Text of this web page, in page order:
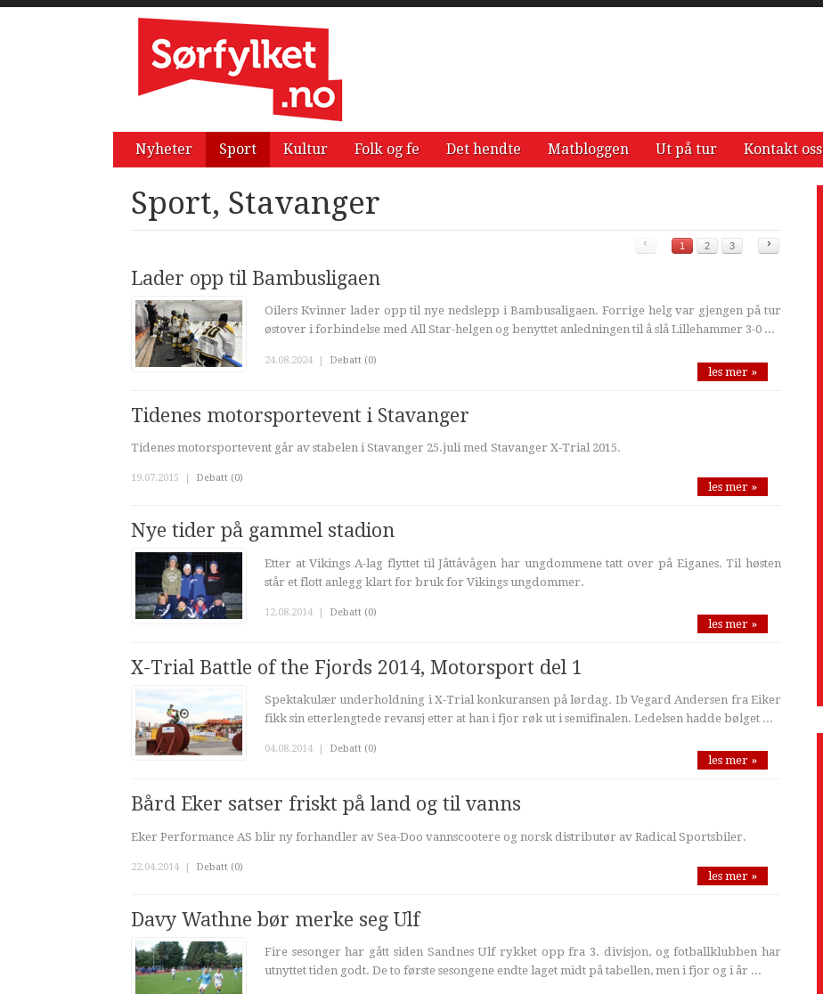
Nyheter Sport Kultur Folk og fe Det hendte Matbloggen Ut på tur Kontakt oss
Sport, Stavanger
‹ 1 2 3 ›
Lader opp til Bambusligaen
Oilers Kvinner lader opp til nye nedslepp i Bambusaligaen. Forrige helg var gjengen på tur
østover i forbindelse med All Star-helgen og benyttet anledningen til å slå Lillehammer 3-0 ...
24.08.2024 | Debatt (0)
les mer »
Tidenes motorsportevent i Stavanger
Tidenes motorsportevent går av stabelen i Stavanger 25.juli med Stavanger X-Trial 2015.
19.07.2015 Debatt (0)
les mer »
Nye tider på gammel stadion
Etter at Vikings A-lag flyttet til Jåttåvågen har ungdommene tatt over på Eiganes. Til høsten
står et flott anlegg klart for bruk for Vikings ungdommer.
12.08.2014 | Debatt (0)
les mer »
X-Trial Battle of the Fjords 2014, Motorsport del 1
Spektakulær underholdning i X-Trial konkuransen på lørdag. Ib Vegard Andersen fra Eiker
fikk sin etterlengtede revansj etter at han i fjor røk ut i semifinalen. Ledelsen hadde bølget ...
04.08.2014 Debatt (0)
les mer »
Bård Eker satser friskt på land og til vanns
Eker Performance AS blir ny forhandler av Sea-Doo vannscootere og norsk distributør av Radical Sportsbiler.
22.04.2014 | Debatt (0)
les mer »
Davy Wathne bør merke seg Ulf
Fire sesonger har gått siden Sandnes Ulf rykket opp fra 3. divisjon, og fotballklubben har
utnyttet tiden godt. De to første sesongene endte laget midt på tabellen, men i fjor og i år ...